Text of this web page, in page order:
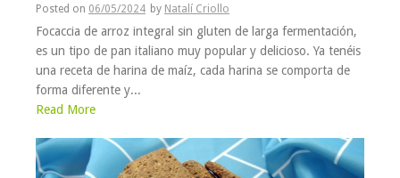
Posted on 06/05/2024 by Natalí Criollo
Focaccia de arroz integral sin gluten de larga fermentación,
es un tipo de pan italiano muy popular y delicioso. Ya tenéis
una receta de harina de maíz, cada harina se comporta de
forma diferente y...
Read More